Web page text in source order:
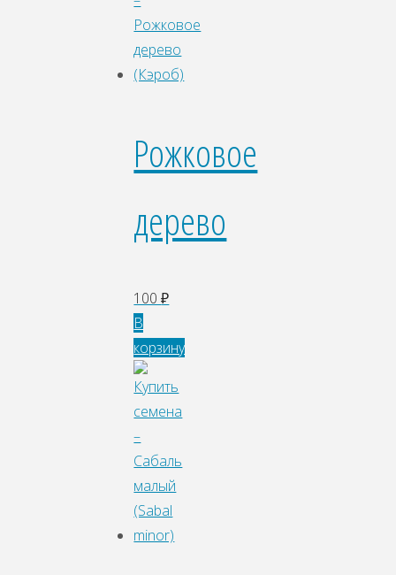
Рожковое
дерево
100₽
В
корзину